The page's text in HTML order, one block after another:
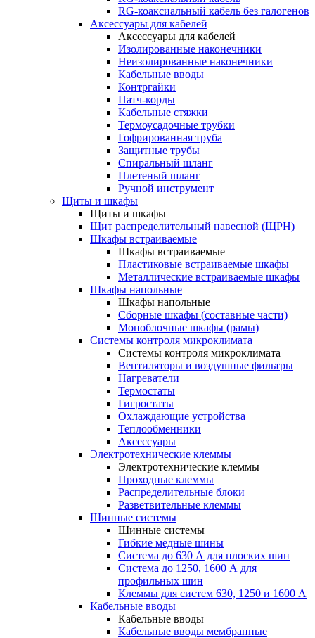
RG-коаксиальный кабель без галогенов
Аксессуары для кабелей
Аксессуары для кабелей
Изолированные наконечники
Неизолированные наконечники
Кабельные вводы
Контргайки
Патч-корды
Кабельные стяжки
Термоусадочные трубки
Гофрированная труба
Защитные трубы
Спиральный шланг
Плетеный шланг
Ручной инструмент
Щиты и шкафы
Щиты и шкафы
Щит распределительный навесной (ЩРН)
Шкафы встраиваемые
Шкафы встраиваемые
Пластиковые встраиваемые шкафы
Металлические встраиваемые шкафы
Шкафы напольные
Шкафы напольные
Сборные шкафы (составные части)
Моноблочные шкафы (рамы)
Системы контроля микроклимата
Системы контроля микроклимата
Вентиляторы и воздушные фильтры
Нагреватели
Термостаты
Гигростаты
Охлаждающие устройства
Теплообменники
Аксессуары
Электротехнические клеммы
Электротехнические клеммы
Проходные клеммы
Распределительные блоки
Разветвительные клеммы
Шинные системы
Шинные системы
Гибкие медные шины
Система до 630 А для плоских шин
Система до 1250, 1600 А для
профильных шин
Клеммы для систем 630, 1250 и 1600 А
Кабельные вводы
Кабельные вводы
Кабельные вводы мембранные